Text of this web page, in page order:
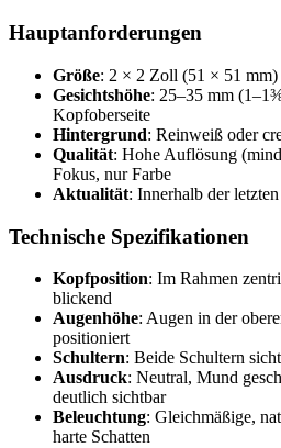
Hauptanforderungen
Größe: 2 × 2 Zoll (51 × 51 mm)
Gesichtshöhe: 25–35 mm
Kopfoberseite
Hintergrund: Reinweiß oder
Qualität: Hohe Auflösung
Fokus, nur Farbe
Aktualität: Innerhalb der
Technische Spezifikationen
Kopfposition: Im Rahmen
blickend
Augenhöhe: Augen in der
positioniert
Schultern: Beide Schultern
Ausdruck: Neutral, Mund
deutlich sichtbar
Beleuchtung: Gleichmäßige,
harte Schatten